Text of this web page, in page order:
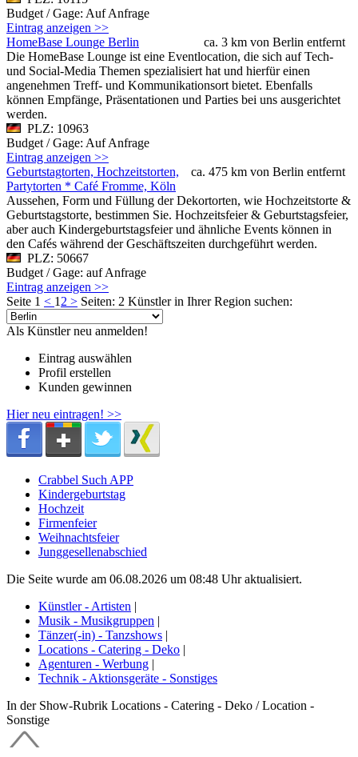
Budget / Gage: Auf Anfrage
Eintrag anzeigen >>
ca. 3 km von Berlin entfernt
HomeBase Lounge Berlin
Die HomeBase Lounge ist eine Eventlocation, die sich auf Tech-
und Social-Media Themen spezialisiert hat und hierfür einen
angenehmen Treff- und Kommunikationsort bietet. Ebenfalls
können Empfänge, Präsentationen und Parties bei uns ausgerichtet
werden.
PLZ: 10963
Budget / Gage: Auf Anfrage
Eintrag anzeigen >>
ca. 475 km von Berlin entfernt
Geburtstagtorten, Hochzeitstorten,
Partytorten * Café Fromme, Köln
Aussehen, Form und Füllung der Dekortorten, wie Hochzeitstorte &
Geburtstagstorte, bestimmen Sie. Hochzeitsfeier & Geburtstagsfeier,
aber auch Kindergeburtstagsfeier und ähnliche Events können in
den Cafés während der Geschäftszeiten durchgeführt werden.
PLZ: 50667
Budget / Gage: auf Anfrage
Eintrag anzeigen >>
Seite 1 < 1 2 > Seiten: 2 Künstler in Ihrer Region suchen:
Als Künstler neu anmelden!
Eintrag auswählen
Profil erstellen
Kunden gewinnen
Hier neu eintragen! >>
Crabbel Such APP
Kindergeburtstag
Hochzeit
Firmenfeier
Weihnachtsfeier
Junggesellenabschied
Die Seite wurde am 06.08.2026 um 08:48 Uhr aktualisiert.
Künstler - Artisten |
Musik - Musikgruppen |
Tänzer(-in) - Tanzshows |
Locations - Catering - Deko |
Agenturen - Werbung |
Technik - Aktionsgeräte - Sonstiges
In der Show-Rubrik Locations - Catering - Deko / Location -
Sonstige